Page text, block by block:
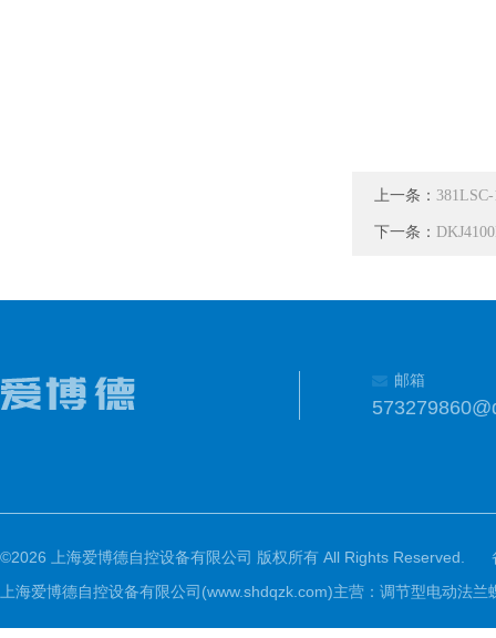
上一条：
下一条：
邮箱
©2026 上海爱博德自控设备有限公司 版权所有 All Rights Reserved.
上海爱博德自控设备有限公司(www.shdqzk.com)主营：调节型电动法